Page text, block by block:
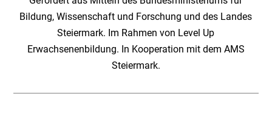
Bildung, Wissenschaft und Forschung und des Landes
Steiermark. Im Rahmen von Level Up
Erwachsenenbildung. In Kooperation mit dem AMS
Steiermark.